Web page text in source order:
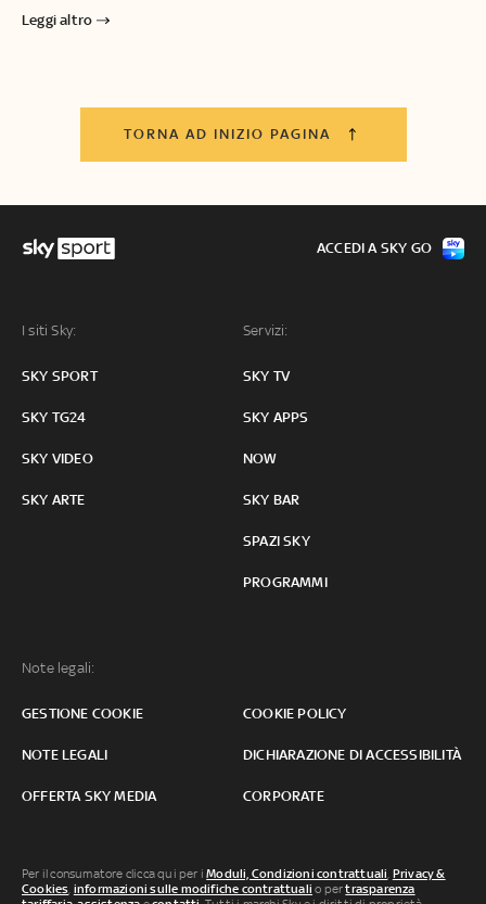
Leggi altro
TORNA AD INIZIO PAGINA
I siti Sky:
SKY SPORT
SKY TG24
SKY VIDEO
SKY ARTE
Servizi:
SKY TV
SKY APPS
NOW
SKY BAR
SPAZI SKY
PROGRAMMI
Note legali:
GESTIONE COOKIE COOKIE POLICY
NOTE LEGALI DICHIARAZIONE DI ACCESSIBILITÀ
OFFERTA SKY MEDIA CORPORATE
ACCEDI A SKY GO
Per il consumatore clicca qui per iModuli, Condizioni contrattuali Privacy &
Cookies informazioni sulle modifiche contrattuali o pertrasparenza